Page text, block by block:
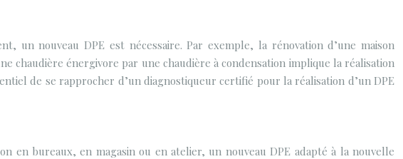
un nouveau DPE est nécessaire. Par exemple, la rénovation d’une maison
chaudière énergivore par une chaudière à condensation implique la réalisation
de se rapprocher d’un diagnostiqueur certifié pour la réalisation d’un DPE
en bureaux, en magasin ou en atelier, un nouveau DPE adapté à la nouvelle